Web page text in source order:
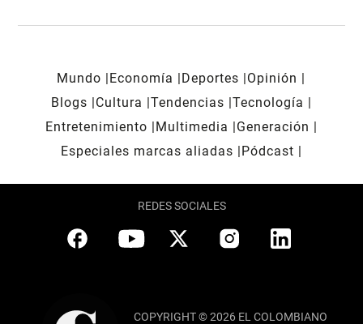
Mundo Economía Deportes
Opinión
Blogs
Cultura Tendencias Tecnología
Entretenimiento
Multimedia
Generación
Especiales marcas aliadas
Pódcast
REDES SOCIALES
COPYRIGHT © 2026 EL COLOMBIANO